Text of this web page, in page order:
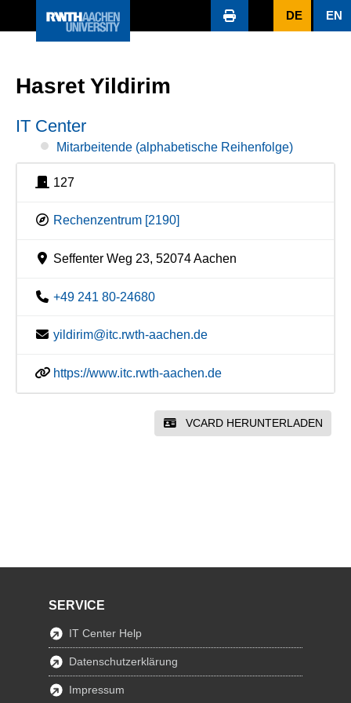
DE EN
Hasret Yildirim
IT Center
Mitarbeitende (alphabetische Reihenfolge)
127
Rechenzentrum [2190]
Seffenter Weg 23, 52074 Aachen
+49 241 80-24680
yildirim@itc.rwth-aachen.de
https://www.itc.rwth-aachen.de
VCARD HERUNTERLADEN
SERVICE
IT Center Help
Datenschutzerklärung
Impressum